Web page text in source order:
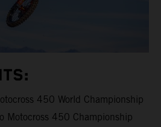
450 World Championship
Motocross 450 Championship